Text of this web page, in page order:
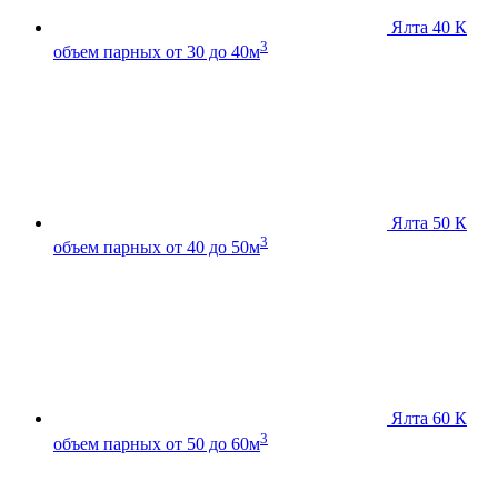
Ялта 40 К
объем парных от 30 до 40м3
Ялта 50 К
объем парных от 40 до 50м3
Ялта 60 К
объем парных от 50 до 60м3